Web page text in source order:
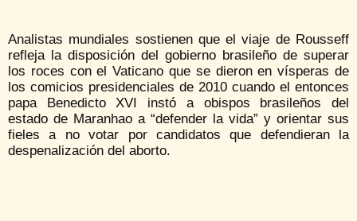
Analistas mundiales sostienen que el viaje de Rousseff
refleja la disposición del gobierno brasileño de superar
los roces con el Vaticano que se dieron en vísperas de
los comicios presidenciales de 2010 cuando el entonces
papa Benedicto XVI instó a obispos brasileños del
estado de Maranhao a “defender la vida” y orientar sus
fieles a no votar por candidatos que defendieran la
despenalización del aborto.